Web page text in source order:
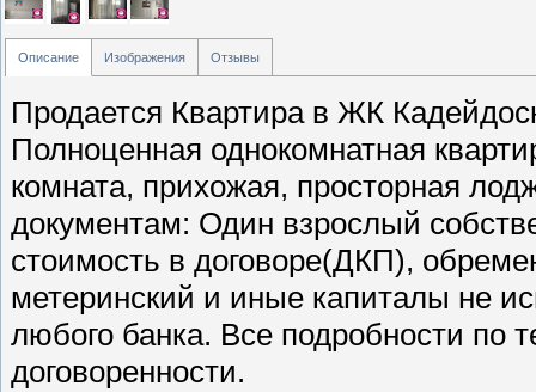
Описание Изображения Отзывы
Продается Квартира в ЖК
Полноценная однокомнатная
комната, прихожая, просторная
документам: Один взрослый
стоимость в договоре(ДКП),
метеринский и иные капиталы не
любого банка. Все подробности по
договоренности.